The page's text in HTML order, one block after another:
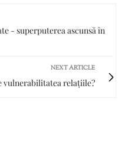
- superputerea ascunsă în
NEXT ARTICLE
vulnerabilitatea relațiile?